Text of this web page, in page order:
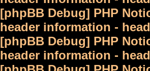
[phpBB Debug] PHP
header information -
[phpBB Debug] PHP
header information -